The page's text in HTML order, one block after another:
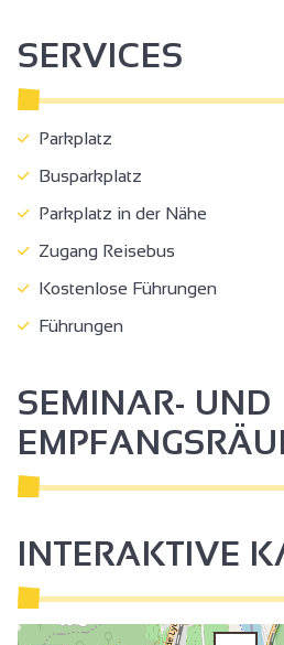
SERVICES
Parkplatz
Busparkplatz
Parkplatz in der Nähe
Zugang Reisebus
Kostenlose Führungen
Führungen
SEMINAR- UND
INTERAKTIVE